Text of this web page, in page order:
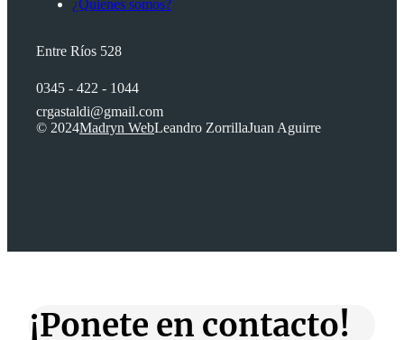
¿Quienes somos?
Entre Ríos 528
0345 - 422 - 1044
crgastaldi@gmail.com
© 2024Madryn WebLeandro ZorrillaJuan Aguirre
¡Ponete en contacto!